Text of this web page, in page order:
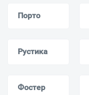
Порто
Рустика
Фостер